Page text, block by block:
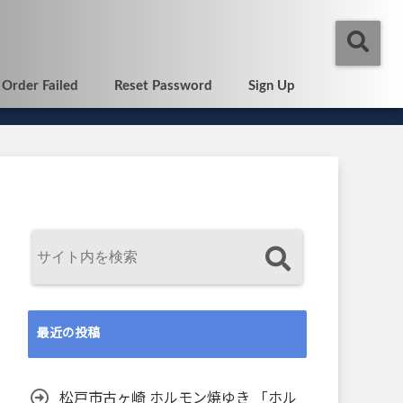
Order Failed Reset Password Sign Up
最近の投稿
松戸市古ヶ崎 ホルモン焼ゆき 「ホル